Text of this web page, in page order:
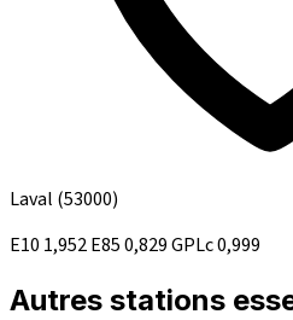
Laval (53000)
E10 1,952E850,829GPLc0,999
Autres stations